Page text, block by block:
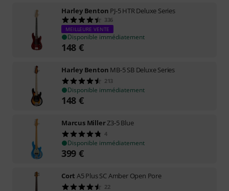
Harley Benton PJ-5 HTR Deluxe Series
336
MEILLEURE VENTE
Disponible immédiatement
148 €
Harley Benton MB-5 SB Deluxe Series
213
Disponible immédiatement
148 €
Marcus MillerZ3-5 Blue
4
Disponible immédiatement
399 €
Cort A5 Plus SC Amber Open Pore
22